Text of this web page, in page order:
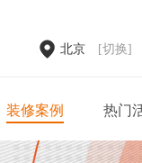
北京 [切换]
装修案例 热门